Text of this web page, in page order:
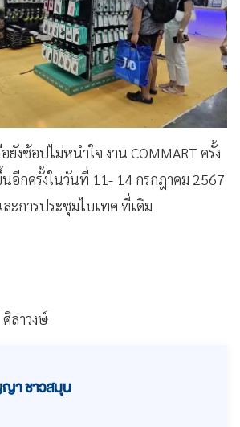
งช้อปไม่หนำใจ งาน COMMART ครั้ง
อีกครั้งในวันที่ 11- 14 กรกฎาคม 2567
ะการประชุมไบเทค ที่เดิม
ลาวงษ์
า ชาวสมุน